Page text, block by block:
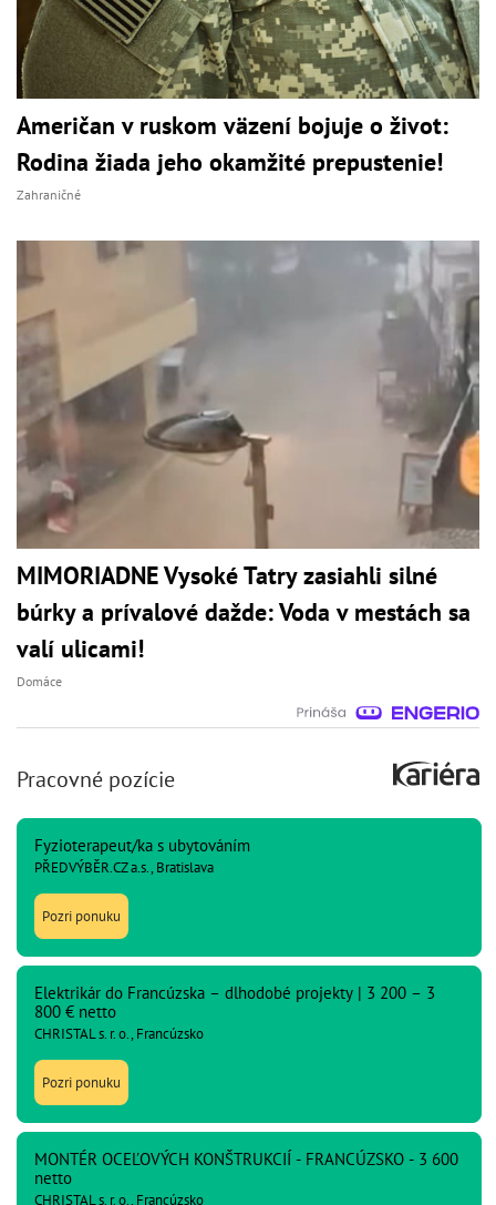
Američan v ruskom väzení bojuje o život:
Rodina žiada jeho okamžité prepustenie!
Zahraničné
MIMORIADNE Vysoké Tatry zasiahli silné
búrky a prívalové dažde: Voda v mestách sa
valí ulicami!
Domáce
Pracovné pozície
Fyzioterapeut/ka s ubytováním
PŘEDVÝBĚR.CZ a.s., Bratislava
Pozri ponuku
Elektrikár do Francúzska – dlhodobé projekty | 3 200 – 3
800 € netto
CHRISTAL s. r. o., Francúzsko
Pozri ponuku
MONTÉR OCEĽOVÝCH KONŠTRUKCIÍ - FRANCÚZSKO - 3 600
netto
CHRISTAL s. r. o., Francúzsko